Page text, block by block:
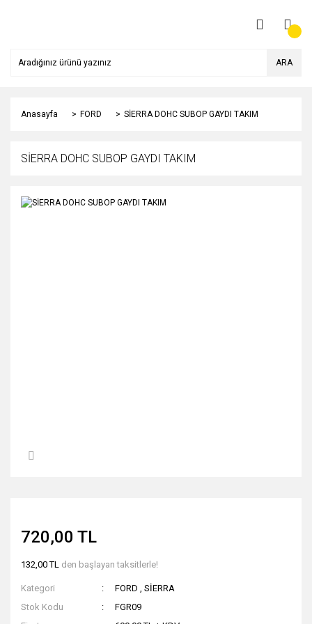
ARA
Anasayfa FORD SİERRA DOHC SUBOP GAYDI TAKIM
SİERRA DOHC SUBOP GAYDI TAKIM
720,00 TL
132,00 TL den başlayan taksitlerle!
Kategori FORD ,SİERRA
Stok Kodu
FGR09